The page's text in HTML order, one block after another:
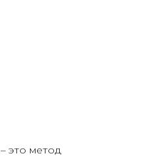
– это метод